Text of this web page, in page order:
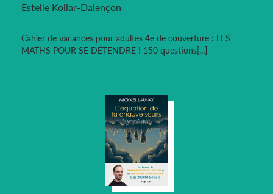
Estelle Kollar-Dalençon
Cahier de vacances pour adultes 4e de couverture : LES
MATHS POUR SE DÉTENDRE ! 150 questions[...]